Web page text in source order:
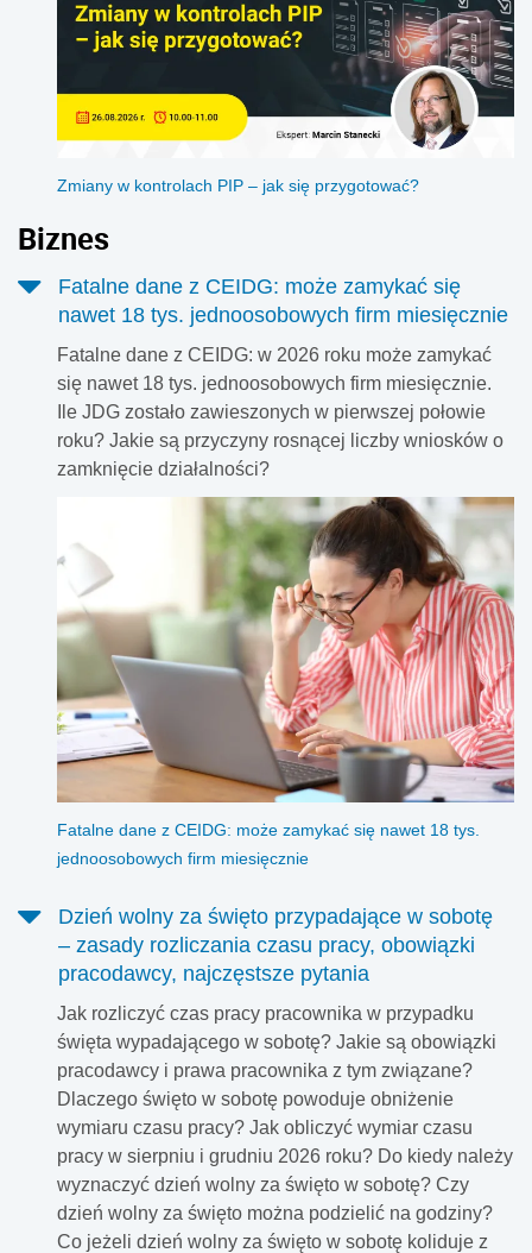
Zmiany w kontrolach PIP – jak się przygotować?
Biznes
Fatalne dane z CEIDG: może zamykać się
nawet 18 tys. jednoosobowych firm miesięcznie
Fatalne dane z CEIDG: w 2026 roku może zamykać
się nawet 18 tys. jednoosobowych firm miesięcznie.
Ile JDG zostało zawieszonych w pierwszej połowie
roku? Jakie są przyczyny rosnącej liczby wniosków o
zamknięcie działalności?
Fatalne dane z CEIDG: może zamykać się nawet 18 tys.
jednoosobowych firm miesięcznie
Dzień wolny za święto przypadające w sobotę
– zasady rozliczania czasu pracy, obowiązki
pracodawcy, najczęstsze pytania
Jak rozliczyć czas pracy pracownika w przypadku
święta wypadającego w sobotę? Jakie są obowiązki
pracodawcy i prawa pracownika z tym związane?
Dlaczego święto w sobotę powoduje obniżenie
wymiaru czasu pracy? Jak obliczyć wymiar czasu
pracy w sierpniu i grudniu 2026 roku? Do kiedy należy
wyznaczyć dzień wolny za święto w sobotę? Czy
dzień wolny za święto można podzielić na godziny?
Co jeżeli dzień wolny za święto w sobotę koliduje z